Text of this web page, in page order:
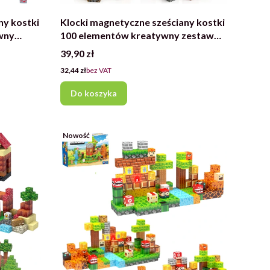
kostki
Klocki magnetyczne sześciany kostki
100 elementów kreatywny zestaw
konstrukcyjny
Cena
39,90 zł
Cena
32,44 złbez VAT
Do koszyka
Nowość